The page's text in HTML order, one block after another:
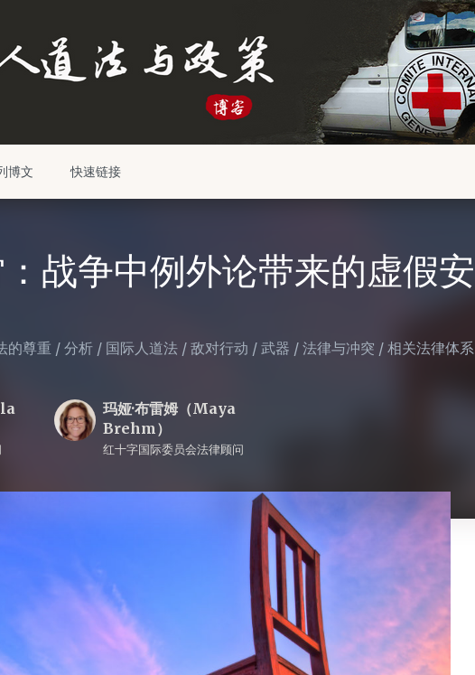
博文 快速链接
战争中例外论带来的虚假安
的尊重 / 分析 / 国际人道法 / 敌对行动 / 武器 / 法律与冲突 / 相关法律体系
玛娅·布雷姆（Maya
Brehm）
红十字国际委员会法律顾问